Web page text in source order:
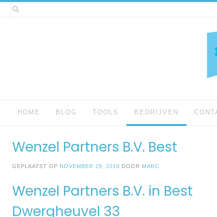
Spring
naar
HOME BLOG TOOLS BEDRIJVEN
Wenzel Partners B.V. Best
GEPLAATST OP NOVEMBER 29, 2019 DOOR MARC
Wenzel Partners B.V. in Best
Dwergheuvel 33